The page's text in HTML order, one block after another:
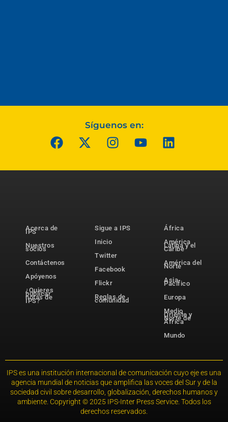
Síguenos en:
Acerca de
IPS
Nuestros
socios
Contáctenos
Apóyenos
¿Quieres
publicar
notas de
IPS?
Sigue a IPS
Inicio
Twitter
Facebook
Flickr
Reglas de
comunidad
África
América
Latina y el
Caribe
América del
Norte
Asia-
Pacífico
Europa
Medio
Oriente y
Norte de
África
Mundo
IPS es una institución internacional de comunicación cuyo eje es una
agencia mundial de noticias que amplifica las voces del Sur y de la
sociedad civil sobre desarrollo, globalización, derechos humanos y
ambiente. Copyright © 2025 IPS-Inter Press Service. Todos los
derechos reservados.